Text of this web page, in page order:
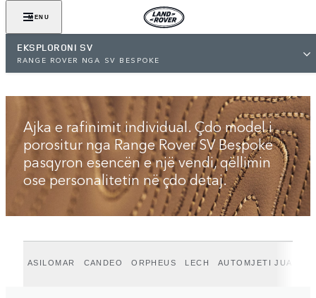
MENU
EKSPLORONI SV
RANGE ROVER NGA SV BESPOKE
SHIHNI GALERINË
Ajka e rafinimit individual. Çdo model i
porositur nga Range Rover SV Bespoke
pasqyron esencën e një vendi, qëllimin
ose personalitetin në çdo detaj.
ASILOMAR CANDEO ORPHEUS LECH AUTOMJETI JUAJ